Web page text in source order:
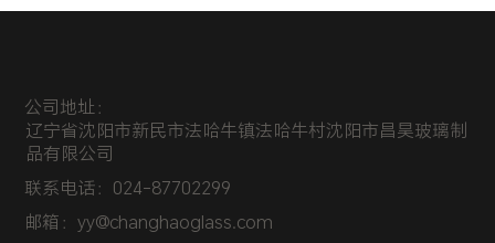
​公司地址：
辽宁省沈阳市新民市法哈牛镇法哈牛村沈阳市昌昊玻璃制
品有限公司
联系电话： 024-87702299
邮箱：yy@changhaoglass.com